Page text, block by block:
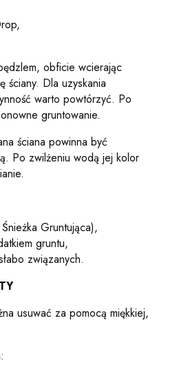
obficie wcierając
ściany. Dla uzyskania
warto powtórzyć. Po
gruntowanie.
ściana powinna być
Po zwilżeniu wodą jej kolor
Gruntująca),
gruntu,
związanych.
usuwać za pomocą miękkiej,